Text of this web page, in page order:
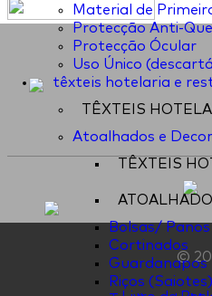
Material de
Protecção Anti-
Protecção Ócular
Uso Único
têxteis hotelaria e
TÊXTEIS
Atoalhados e
TÊXTEIS
Bolsas/
Cortinados
Guardanapos
Riços (Saiotes)
©